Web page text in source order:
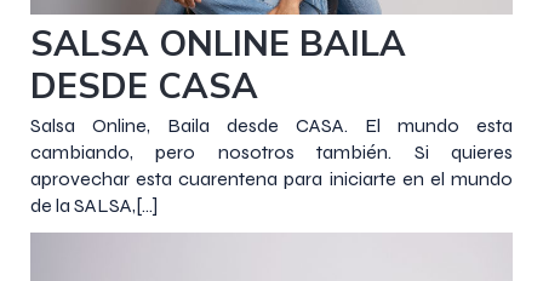
SALSA ONLINE BAILA
DESDE CASA
Salsa Online, Baila desde CASA. El mundo esta
cambiando, pero nosotros también. Si quieres
aprovechar esta cuarentena para iniciarte en el mundo
de la SALSA,[…]